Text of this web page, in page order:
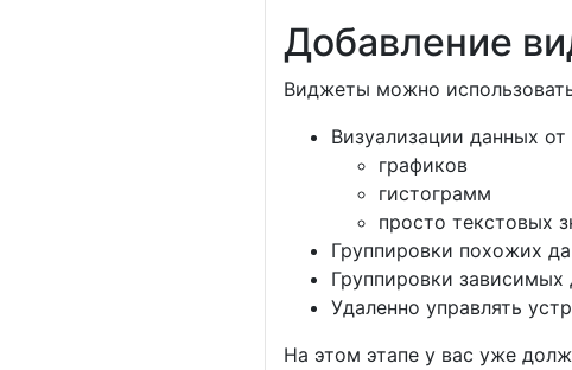
Добавление
Виджеты можно
Визуализации данных
графиков
гистограмм
просто текстовых
Группировки похожих
Группировки зависимых
Удаленно управлять
На этом этапе у вас уже